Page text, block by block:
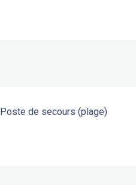
Poste de secours (plage)